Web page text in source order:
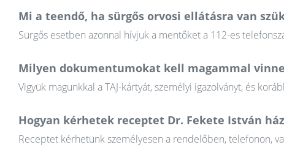
Mi a teendő, ha sürgős orvosi ellátásra van
Sürgős esetben azonnal hívjuk a mentőket a 112-es
Milyen dokumentumokat kell magammal
Vigyük magunkkal a TAJ-kártyát, személyi igazolványt, és
Hogyan kérhetek receptet Dr. Fekete István
Receptet kérhetünk személyesen a rendelőben, telefonon,